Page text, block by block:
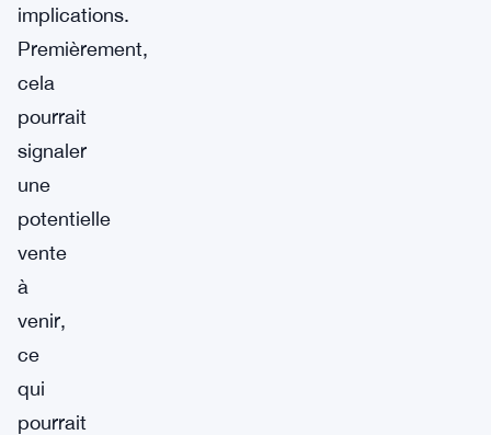
implications.
Premièrement,
cela
pourrait
signaler
une
potentielle
vente
à
venir,
ce
qui
pourrait